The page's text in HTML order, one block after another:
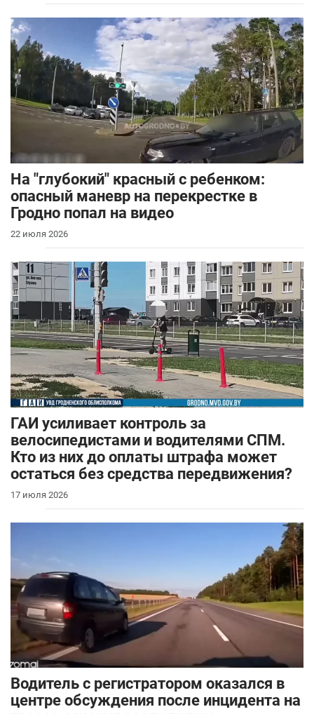
На "глубокий" красный с ребенком:
опасный маневр на перекрестке в
Гродно попал на видео
22 июля 2026
ГАИ усиливает контроль за
велосипедистами и водителями СПМ.
Кто из них до оплаты штрафа может
остаться без средства передвижения?
17 июля 2026
Водитель с регистратором оказался в
центре обсуждения после инцидента на